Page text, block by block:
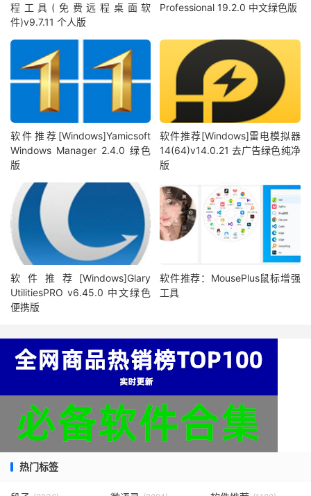
程工具(免费远程桌面软
件)v9.7.11 个人版
Professional 19.2.0 中文绿色版
软件推荐[Windows]Yamicsoft
Windows Manager 2.4.0 绿色
版
软件推荐[Windows]雷电模拟器
14(64)v14.0.21 去广告绿色纯净
版
软件推荐[Windows]Glary
UtilitiesPRO v6.45.0 中文绿色
便携版
软件推荐：MousePlus鼠标增强
工具
热门标签